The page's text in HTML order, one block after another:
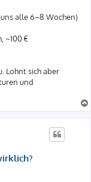
alle 6–8 Wochen)
~100 €
Lohnt sich aber
und